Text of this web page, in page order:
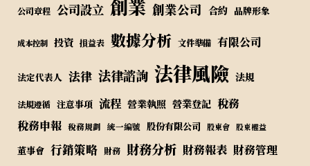
公司章程 公司設立 創業 創業公司 合約 品牌形象
成本控制 投資 損益表 數據分析 文件準備 有限公司
法定代表人 法律 法律諮詢 法律風險 法規
法規遵循 注意事項 流程 營業執照 營業登記 稅務
稅務申報 稅務規劃 統一編號 股份有限公司 股東會 股東權益
董事會 行銷策略 財務 財務分析 財務報表 財務管理